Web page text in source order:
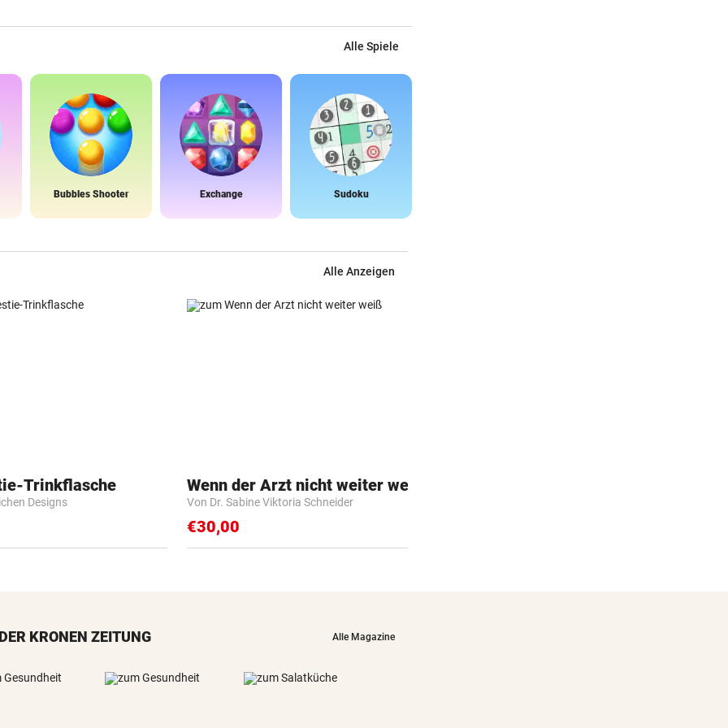
Alle Spiele
Bubbles Shooter Exchange Sudoku
Alle Anzeigen
Trinkflasche
Designs
Wenn der Arzt nicht weiter weiß
Von Dr. Sabine Viktoria Schneider
€30,00
KRONEN ZEITUNG Alle Magazine